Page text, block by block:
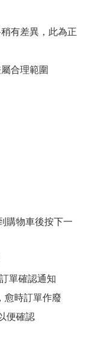
有差異，此為正
合理範圍
購物車後按下一
單確認通知
愈時訂單作廢
便確認